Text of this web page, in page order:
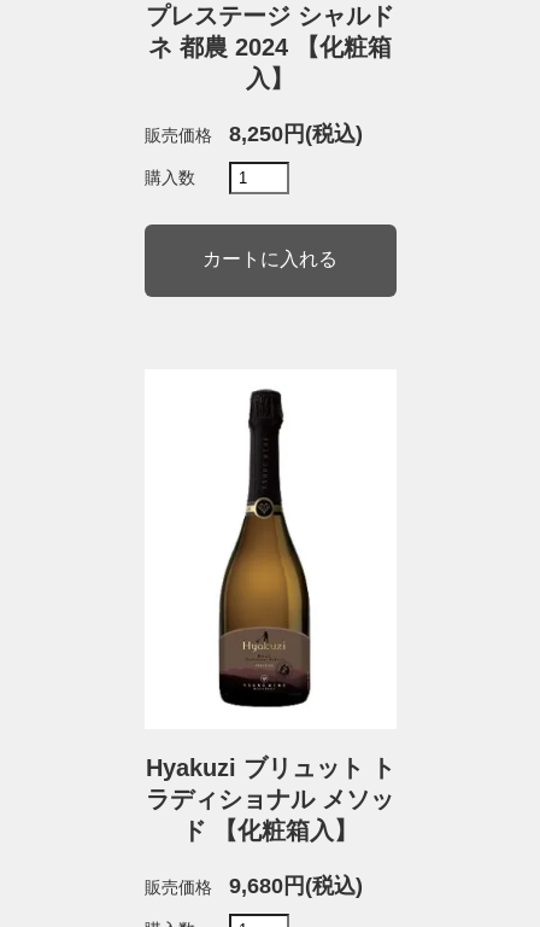
プレステージ シャルド
ネ 都農 2024 【化粧箱
入】
販売価格 8,250円(税込)
購入数
Hyakuzi ブリュット ト
ラディショナル メソッ
ド 【化粧箱入】
販売価格 9,680円(税込)